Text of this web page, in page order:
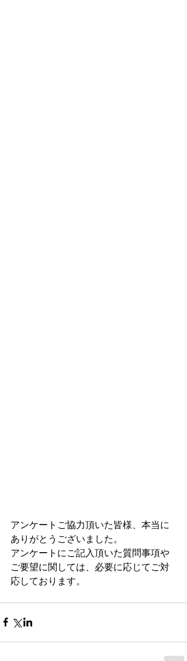
アンケートご協力頂いた皆様、本当に
ありがとうございました。
アンケートにご記入頂いた質問事項や
ご要望に関しては、必要に応じてご対
応しております。